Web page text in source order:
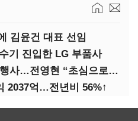
김윤건 대표 선임
기 진입한 LG 부품사
삼성전자, 창립 56주년 행사…전영현 “초심으로 경쟁력 회복해야”
2037억…전년비 56%↑